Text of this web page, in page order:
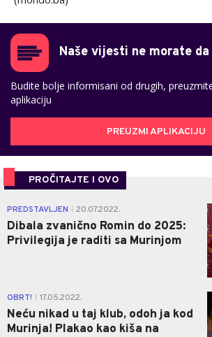
Naše vijesti ne morate
Budite bolje informisani od drugih,
aplikaciju
PREUZMI APLIKACIJU
PROČITAJTE I OVO
PREDSTAVLJEN 20.07.2022.
Dibala zvanično Romin do 2025:
Privilegija je raditi sa Murinjom
OBRT! 17.05.2022.
Neću nikad u taj klub, odoh ja kod
Murinja! Plakao kao kiša na